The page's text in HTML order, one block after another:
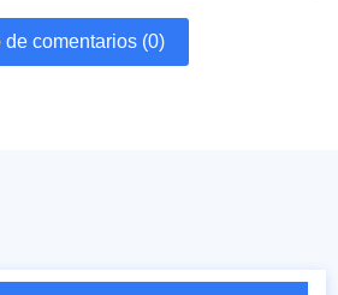
de comentarios (0)